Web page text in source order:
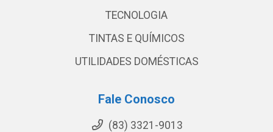
TECNOLOGIA
TINTAS E QUÍMICOS
UTILIDADES DOMÉSTICAS
Fale Conosco
(83) 3321-9013